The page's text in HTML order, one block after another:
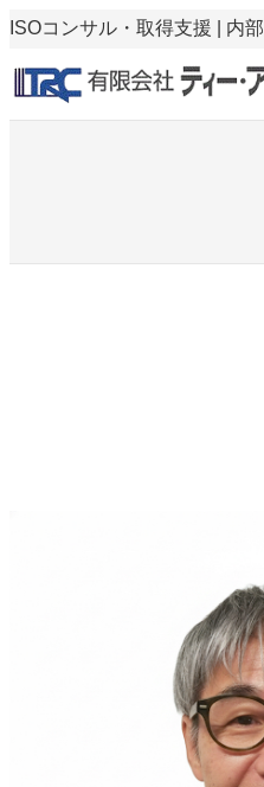
内
を
ス
キ
ISOコンサル・取得支援 | 内